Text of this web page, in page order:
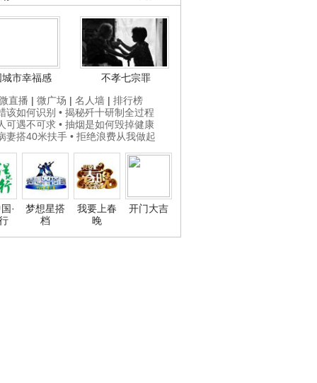
城市幸福感
不孝七宗罪
直播 | 微广场 | 名人墙 | 排行榜
该如何识别 • 揭秘歼十研制全过程
可遇不可求 • 抽烟是如何毁掉健康
妻搭40米扶手 • 拒绝浪费从我做起
·
梦想星搭
档
我要上春
晚
开门大吉